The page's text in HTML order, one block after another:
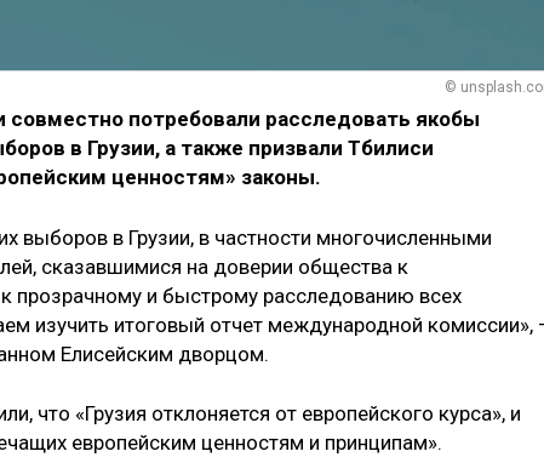
©
потребовали расследовать якобы
в Грузии, а также призвали Тбилиси
ценностям» законы.
выборов в Грузии, в частности многочисленными
сказавшимися на доверии общества к
прозрачному и быстрому расследованию всех
изучить итоговый отчет международной комиссии»,
Елисейским дворцом.
что «Грузия отклоняется от европейского курса», и
европейским ценностям и принципам».